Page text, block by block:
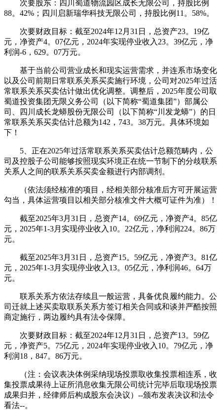
次要股东：四川蜀道物流园区成长无限公司，持股比例
88。42%；四川启新瑞华科技无限公司，持股比例11。58%。
次要财政目标：截至2024年12月31日，总资产23。19亿
元，净资产4。07亿元，2024年实现停业收入23。39亿元，净
利润-6，629。07万元。
基于当前公司营业成长和现实运营需求，并连系市场变化
以及公司前期日常联系关系买卖施行环境，公司对2025年过活
常联系关系买卖估计做出优化调整。调整后，2025年度公司取
蜀道投资集团无限义务公司（以下简称“蜀道集团”）部属公
司、四川成长龙蟒股份无限公司（以下简称“川发龙蟒”）的日
常联系关系买卖估计总额为142，743。38万元。具体环境如
下！
5、正在2025年过活常联系关系买卖估计总额范畴内，公
司及控股子公司能够按照现实环境正在统一节制下的分歧联系
关系人之间的联系关系买卖金额进行内部调剂。
（依法须经核准的项目，经相关部分核准后方可开展运营
勾当，具体运营项目以相关部分核准文件大概可证件为准）！
截至2025年3月31日，总资产14。69亿元，净资产4。85亿
元，2025年1-3月实现停业收入10。22亿元，净利润224。86万
元。
截至2025年3月31日，总资产15。59亿元，净资产3。81亿
元，2025年1-3月实现停业收入13。05亿元，净利润46。64万
元。
联系关系方依法存续且一般运营，具备优良履约能力。公
司迁就上述买卖取联系关系方签订相关合同或和谈并严酷按照
商定施行，两边履约具有法令保障。
次要财政目标：截至2024年12月31日，总资产13。59亿
元，净资产5。75亿元，2024年实现停业收入10。79亿元，净
利润18，847。86万元。
（注：会议表决体例采纳现场投票取收集投票相连系，收
集投票成果待上证所消息收集无限公司统计完毕后取现场投票
成果归并，经律师后构成股东会决议）--颁布发表决议和法令
看法--。